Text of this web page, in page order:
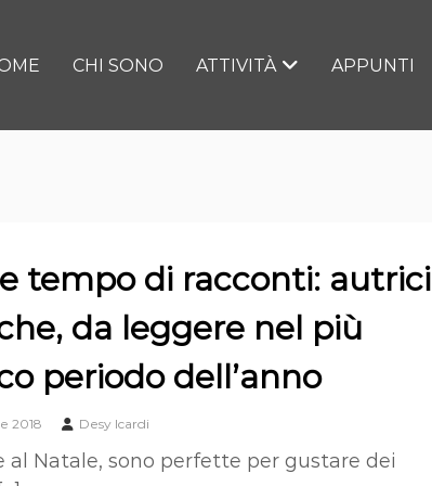
CHI SONO ATTIVITÀ APPUNTI
tempo di racconti: autrici
da leggere nel più
periodo dell’anno
2018 Desy Icardi
al Natale, sono perfette per gustare dei